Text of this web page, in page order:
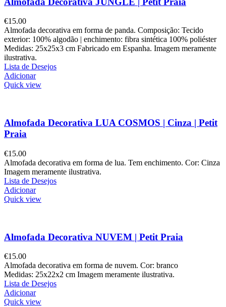
€15.00
Almofada decorativa em forma de panda. Composição: Tecido
exterior: 100% algodão | enchimento: fibra sintética 100% poliéster
Medidas: 25x25x3 cm Fabricado em Espanha. Imagem meramente
ilustrativa.
Lista de Desejos
Adicionar
Quick view
Almofada Decorativa LUA COSMOS | Cinza | Petit
Praia
€15.00
Almofada decorativa em forma de lua. Tem enchimento. Cor: Cinza
Imagem meramente ilustrativa.
Lista de Desejos
Adicionar
Quick view
Almofada Decorativa NUVEM | Petit Praia
€15.00
Almofada decorativa em forma de nuvem. Cor: branco
Medidas: 25x22x2 cm Imagem meramente ilustrativa.
Lista de Desejos
Adicionar
Quick view